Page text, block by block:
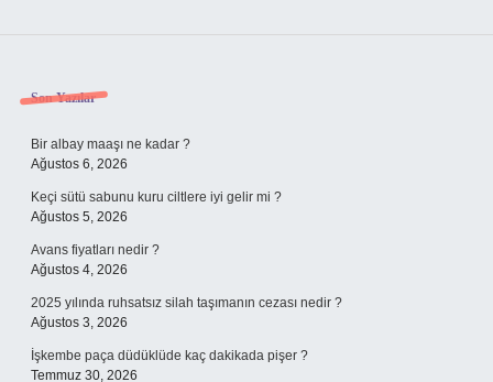
Sidebar
Son Yazılar
Bir albay maaşı ne kadar ?
Ağustos 6, 2026
Keçi sütü sabunu kuru ciltlere iyi gelir mi ?
Ağustos 5, 2026
Avans fiyatları nedir ?
Ağustos 4, 2026
2025 yılında ruhsatsız silah taşımanın cezası nedir ?
Ağustos 3, 2026
İşkembe paça düdüklüde kaç dakikada pişer ?
Temmuz 30, 2026